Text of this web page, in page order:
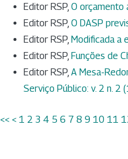
Editor RSP, O orçamento
Editor RSP, O DASP
Editor RSP, Modificada a
Editor RSP, Funções de
Editor RSP, A Mesa-
Serviço Público: v. 2 n. 2
<< < 1 2 3 4 5 6 7 8 9 10 11